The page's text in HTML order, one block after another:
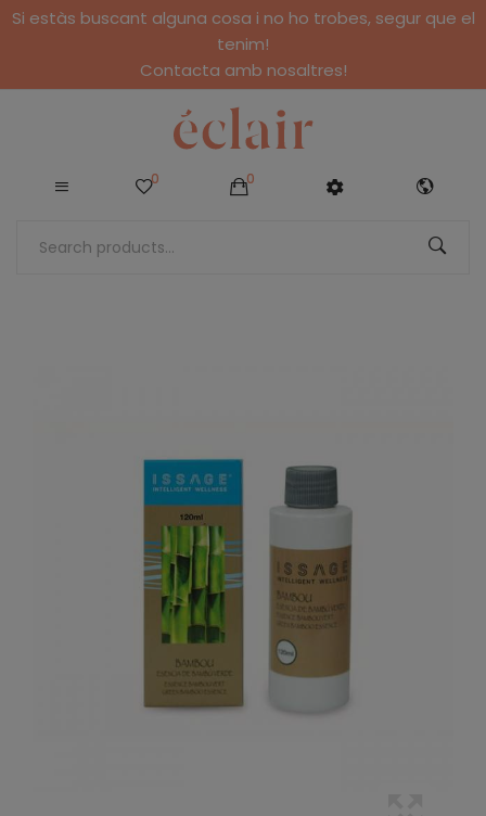
Si estàs buscant alguna cosa i no ho trobes, segur que el
tenim!
Contacta amb nosaltres!
0 0